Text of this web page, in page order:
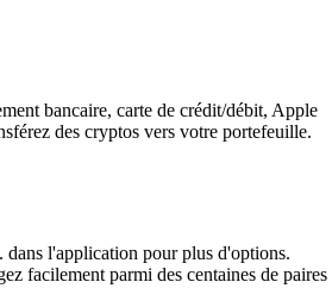
bancaire, carte de crédit/débit, Apple
des cryptos vers votre portefeuille.
l'application pour plus d'options.
facilement parmi des centaines de paires